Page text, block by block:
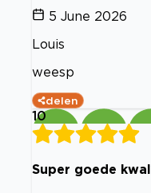
5 June 2026
Louis
weesp
delen
10
Super goede